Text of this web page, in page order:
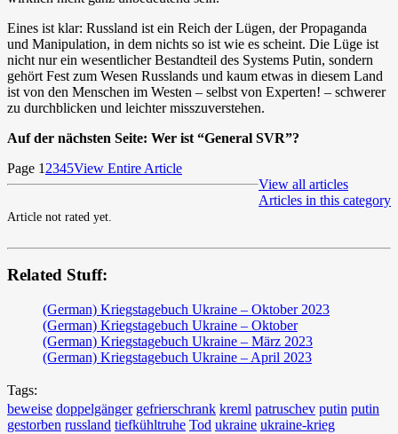
Eines ist klar: Russland ist ein Reich der Lügen, der Propaganda
und Manipulation, in dem nichts so ist wie es scheint. Die Lüge ist
nicht nur ein wesentlicher Bestandteil des Systems Putin, sondern
gehört Fest zum Wesen Russlands und kaum etwas in diesem Land
ist von den Menschen im Westen – selbst von Experten! – schwerer
zu durchblicken und leichter misszuverstehen.
Auf der nächsten Seite: Wer ist “General SVR”?
Page 1 2345View Entire Article
View all articles
Articles in this category
Article not rated yet.
Related Stuff:
(German) Kriegstagebuch Ukraine – Oktober 2023
(German) Kriegstagebuch Ukraine – Oktober
(German) Kriegstagebuch Ukraine – März 2023
(German) Kriegstagebuch Ukraine – April 2023
Tags:
beweise doppelgänger gefrierschrank kreml patruschev putin putin
gestorben russland tiefkühltruhe Tod ukraine ukraine-krieg